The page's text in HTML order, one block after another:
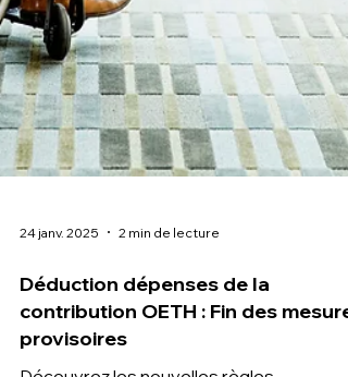
24 janv. 2025 2 min de lecture